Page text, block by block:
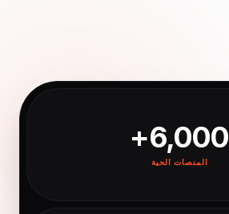
6,000+
المنصات الحية